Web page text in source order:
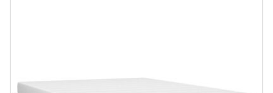
#sharemevidaxl